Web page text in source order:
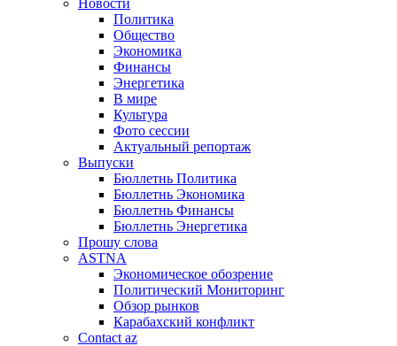
Новости
Политика
Общество
Экономика
Финансы
Энергетика
В мире
Культура
Фото сессии
Актуальный репортаж
Выпуски
Бюллетнь Политика
Бюллетнь Экономика
Бюллетнь Финансы
Бюллетнь Энергетика
Прошу слова
ASTNA
Экономическое обозрение
Политический Мониторинг
Обзор рынков
Карабахский конфликт
Contact az